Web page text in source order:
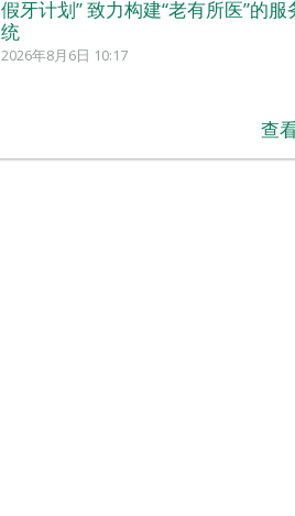
假牙计划” 致力构建“老有所医”的服
统
2026年8月6日 10:17
查